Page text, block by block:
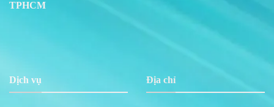
TPHCM
Dịch vụ Địa chỉ